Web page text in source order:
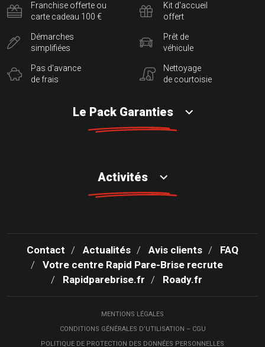
Franchise offerte ou
carte cadeau 100 €
Démarches
simplifiées
Pas d'avance
de frais
Kit d'accueil
offert
Prêt de
véhicule
Nettoyage
de courtoisie
Le Pack Garanties
Activités
Contact Actualités Avis clients
FAQ
Votre centre Rapid Pare-Brise recrute
Rapidparebrise.fr
Roady.fr
MENTIONS LÉGALES
CONDITIONS GÉNÉRALES D’UTILISATION – CGU
POLITIQUE DE PROTECTION DES DONNÉES PERSONNELLES